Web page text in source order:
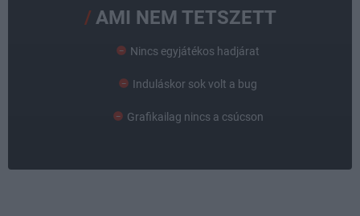
AMI NEM TETSZETT
Nincs egyjátékos hadjárat
Induláskor sok volt a bug
Grafikailag nincs a csúcson